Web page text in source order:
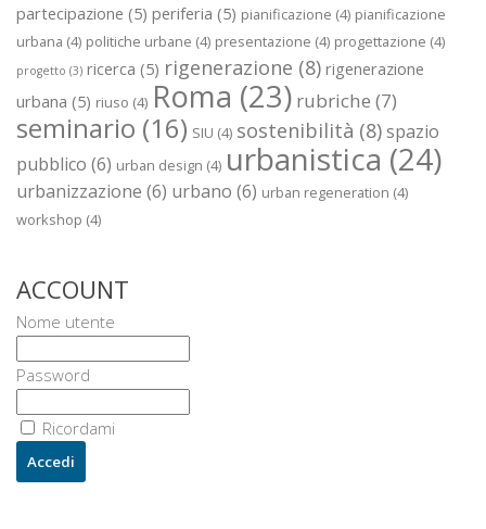
partecipazione (5) periferia (5) pianificazione (4) pianificazione
urbana (4) politiche urbane (4) presentazione (4) progettazione (4)
progetto (3) ricerca (5) rigenerazione (8) rigenerazione
urbana (5) riuso (4) Roma (23) rubriche (7)
seminario (16) SIU (4) sostenibilità (8)spazio
pubblico (6) urban design (4) urbanistica (24)
urbanizzazione (6) urbano (6) urban regeneration (4)
workshop (4)
ACCOUNT
Nome utente
Password
Ricordami